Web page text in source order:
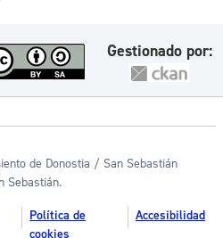
Gestionado por:
de Donostia / San Sebastián
Sebastián.
Política de
cookies
Accesibilidad